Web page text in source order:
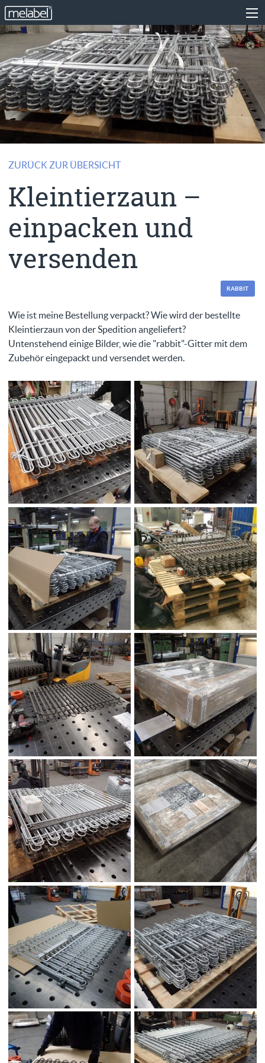
ZURÜCK ZUR ÜBERSICHT
Kleintierzaun –
einpacken und
versenden
RABBIT
Wie ist meine Bestellung verpackt? Wie wird der bestellte
Kleintierzaun von der Spedition angeliefert?
Untenstehend einige Bilder, wie die "rabbit"-Gitter mit dem
Zubehör eingepackt und versendet werden.